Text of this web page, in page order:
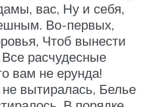
вас, Ну и себя,
Во-первых,
Чтоб вынести
Все расчудесные
вам не ерунда!
вытиралась, Белье